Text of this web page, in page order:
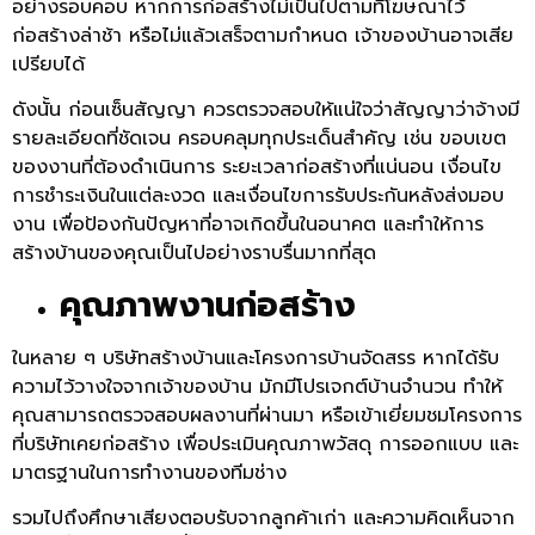
อย่างรอบคอบ หากการก่อสร้างไม่เป็นไปตามที่โฆษณาไว้
ก่อสร้างล่าช้า หรือไม่แล้วเสร็จตามกำหนด เจ้าของบ้านอาจเสีย
เปรียบได้
ดังนั้น ก่อนเซ็นสัญญา ควรตรวจสอบให้แน่ใจว่าสัญญาว่าจ้างมี
รายละเอียดที่ชัดเจน ครอบคลุมทุกประเด็นสำคัญ เช่น ขอบเขต
ของงานที่ต้องดำเนินการ ระยะเวลาก่อสร้างที่แน่นอน เงื่อนไข
การชำระเงินในแต่ละงวด และเงื่อนไขการรับประกันหลังส่งมอบ
งาน เพื่อป้องกันปัญหาที่อาจเกิดขึ้นในอนาคต และทำให้การ
สร้างบ้านของคุณเป็นไปอย่างราบรื่นมากที่สุด
คุณภาพงานก่อสร้าง
ในหลาย ๆ บริษัทสร้างบ้านและโครงการบ้านจัดสรร หากได้รับ
ความไว้วางใจจากเจ้าของบ้าน มักมีโปรเจกต์บ้านจำนวน ทำให้
คุณสามารถตรวจสอบผลงานที่ผ่านมา หรือเข้าเยี่ยมชมโครงการ
ที่บริษัทเคยก่อสร้าง เพื่อประเมินคุณภาพวัสดุ การออกแบบ และ
มาตรฐานในการทำงานของทีมช่าง
รวมไปถึงศึกษาเสียงตอบรับจากลูกค้าเก่า และความคิดเห็นจาก